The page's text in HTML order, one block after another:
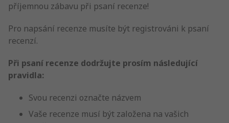
příjemnou zábavu při psaní recenze!
Pro napsání recenze musíte být registrováni k psaní
recenzí.
Při psaní recenze dodržujte prosím následující
pravidla:
Svou recenzi označte názvem
Vaše recenze musí být založena na vašich